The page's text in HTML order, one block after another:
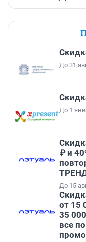
До 31
До 1
₽ и
До 15
от 15
35
все